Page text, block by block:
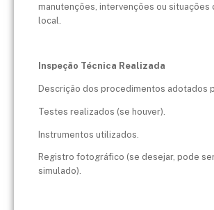
manutenções, intervenções ou situações
local.
Inspeção Técnica Realizada
Descrição dos procedimentos adotados
Testes realizados (se houver).
Instrumentos utilizados.
Registro fotográfico (se desejar, pode
simulado).